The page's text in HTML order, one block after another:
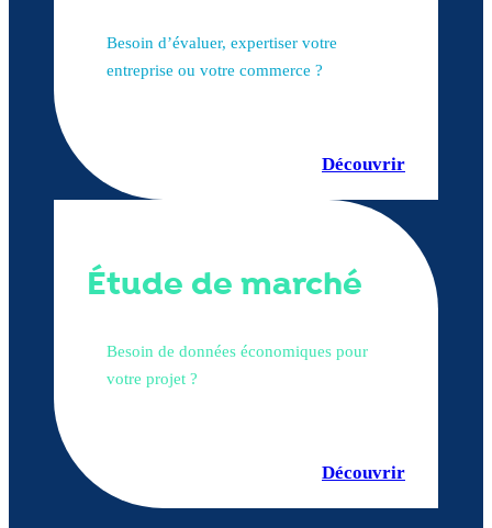
Besoin d’évaluer, expertiser votre
entreprise ou votre commerce ?
Découvrir
Étude de marché
Besoin de données économiques pour
votre projet ?
Découvrir